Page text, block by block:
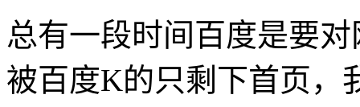
总有一段时间百度是要
被百度K的只剩下首页，